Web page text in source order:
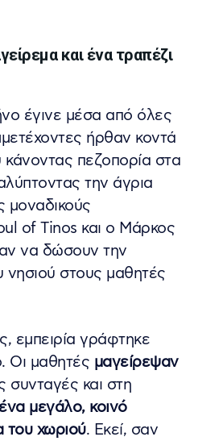
και ένα τραπέζι
έγινε μέσα από όλες
ήρθαν κοντά
πεζοπορία στα
την άγρια
μοναδικούς
of Tinos και ο Μάρκος
να δώσουν την
νησιού στους μαθητές
εμπειρία γράφτηκε
Οι μαθητές μαγείρεψαν
συνταγές και στη
μεγάλο, κοινό
του χωριού. Εκεί, σαν